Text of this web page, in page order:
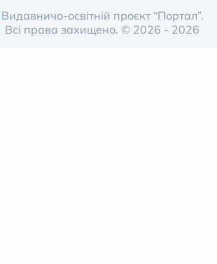
Видавничо-освітній проєкт “Портал”.
Всі права захищено. © 2026 - 2026